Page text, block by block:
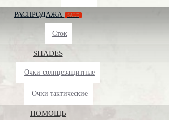
РАСПРОДАЖА SALE
Сток
SHADES
Очки солнцезащитные
Очки тактические
ПОМОЩЬ